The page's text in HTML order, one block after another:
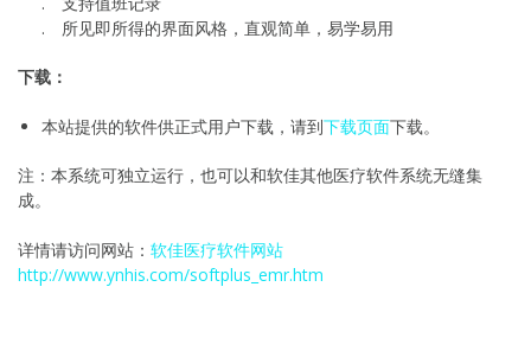
. 所见即所得的界面风格，直观简单，易学易用
下载：
本站提供的软件供正式用户下载，请到下载页面下载。
注：本系统可独立运行，也可以和软佳其他医疗软件系统无缝集
成。
详情请访问网站： 软佳医疗软件网站
http://www.ynhis.com/softplus_emr.htm